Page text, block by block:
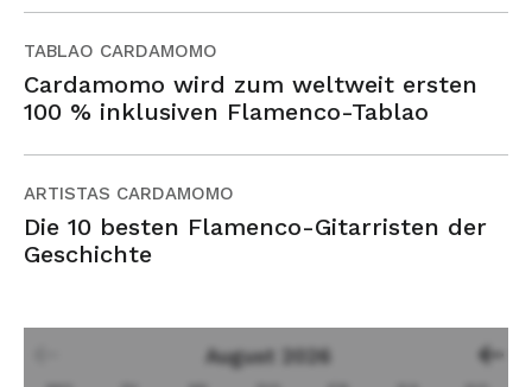
TABLAO CARDAMOMO
Cardamomo wird zum weltweit ersten
100 % inklusiven Flamenco-Tablao
ARTISTAS CARDAMOMO
Die 10 besten Flamenco-Gitarristen der
Geschichte